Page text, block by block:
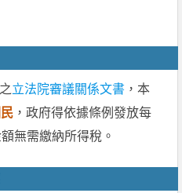
立法院審議關係文書 ，本
，政府得依據條例發放每
無需繳納所得稅。